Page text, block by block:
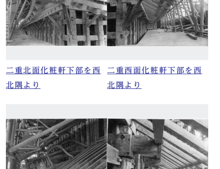
二重北面化粧軒下部を西
北隅より
二重西面化粧軒下部を西
北隅より